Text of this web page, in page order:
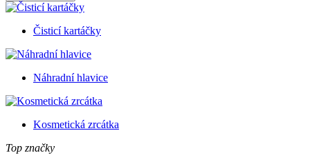
Čisticí kartáčky
Náhradní hlavice
Kosmetická zrcátka
Top značky